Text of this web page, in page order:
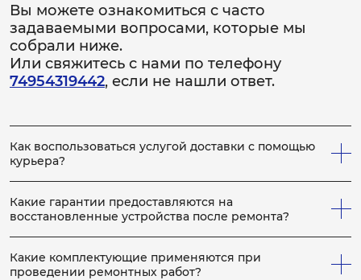
Вы можете ознакомиться с часто
задаваемыми вопросами, которые мы
собрали ниже.
Или свяжитесь с нами по телефону
74954319442, если не нашли ответ.
Как воспользоваться услугой доставки с помощью
курьера?
Всё просто! Если у вас не получается привезти
неисправное устройство в сервис, вы можете заказать
нашего курьера, который заберет устройство на
ремонт, по выполнению которого, доставит устройство
обратно вам. Для этого сообщите менеджеру по
телефону, что вам необходим курьер. Услуги курьера
мы предоставляем бесплатно, как на приём устройства
Какие гарантии предоставляются на
восстановленные устройства после ремонта?
На каждое отремонтированное устройство выдается
гарантийный бланк с расширенной гарантией, срок
которой определяется в зависимости от конкретных
Какие комплектующие применяются при
проведении ремонтных работ?